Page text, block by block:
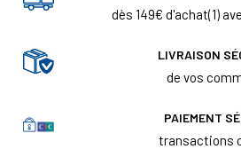
dès 149€ d'achat(1)
LIVRAISON
de vos
PAIEMENT
transactions